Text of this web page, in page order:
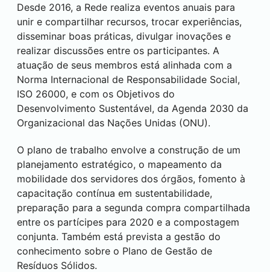
Desde 2016, a Rede realiza eventos anuais para
unir e compartilhar recursos, trocar experiências,
disseminar boas práticas, divulgar inovações e
realizar discussões entre os participantes. A
atuação de seus membros está alinhada com a
Norma Internacional de Responsabilidade Social,
ISO 26000, e com os Objetivos do
Desenvolvimento Sustentável, da Agenda 2030 da
Organizacional das Nações Unidas (ONU).
O plano de trabalho envolve a construção de um
planejamento estratégico, o mapeamento da
mobilidade dos servidores dos órgãos, fomento à
capacitação contínua em sustentabilidade,
preparação para a segunda compra compartilhada
entre os partícipes para 2020 e a compostagem
conjunta. Também está prevista a gestão do
conhecimento sobre o Plano de Gestão de
Resíduos Sólidos.